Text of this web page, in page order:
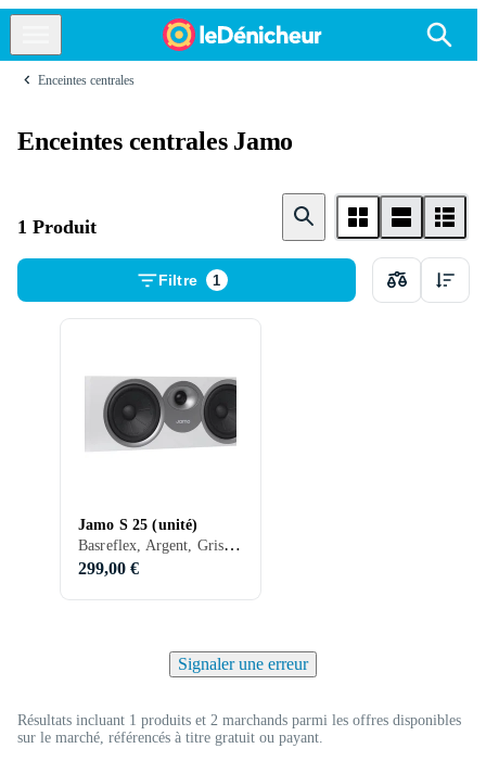
Enceintes centrales
Enceintes centrales Jamo
1 Produit
Filtre 1
Jamo S 25 (unité)
Basreflex, Argent, Gris, Bleu, 200 W
299,00 €
Signaler une erreur
Résultats incluant 1 produits et 2 marchands parmi les offres disponibles
sur le marché, référencés à titre gratuit ou payant.